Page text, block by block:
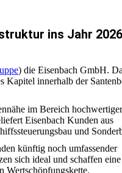
ins Jahr 2026
) die Eisenbach GmbH.
Kapitel innerhalb der
im Bereich hochwertiger
Eisenbach Kunden aus
und
künftig noch umfassender
sich ideal und schaffen eine
Wertschöpfungskette.